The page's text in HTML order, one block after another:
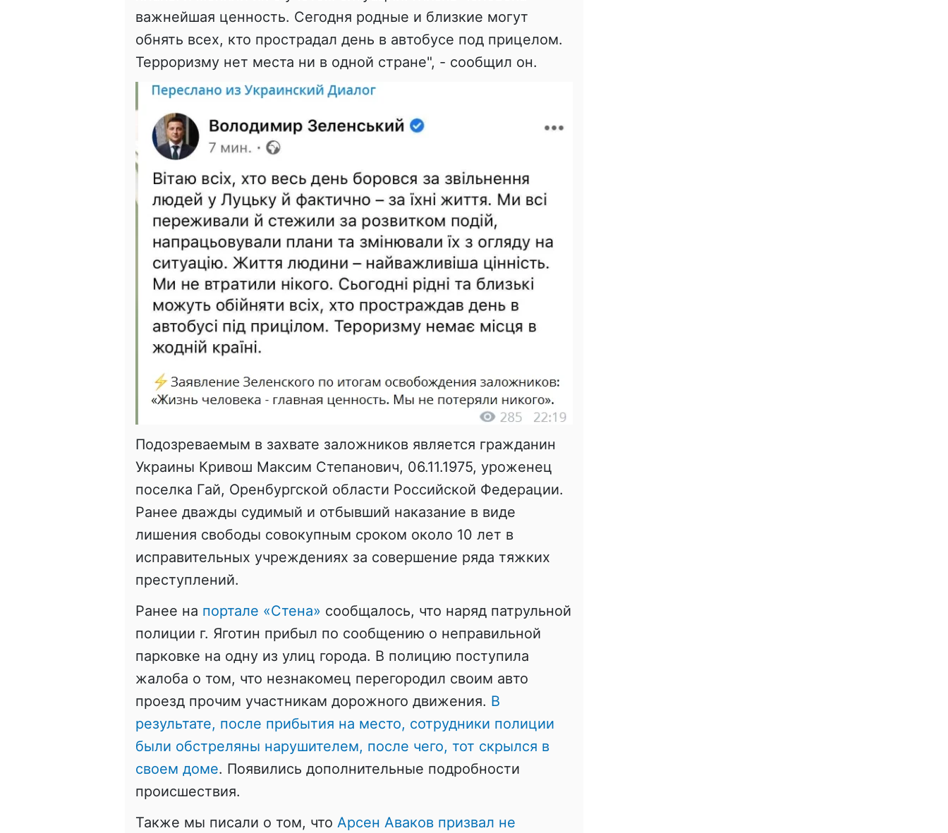
важнейшая ценность. Сегодня родные и близкие могут
обнять всех, кто прострадал день в автобусе под прицелом.
Терроризму нет места ни в одной стране", - сообщил он.
Подозреваемым в захвате заложников является гражданин
Украины Кривош Максим Степанович, 06.11.1975, уроженец
поселка Гай, Оренбургской области Российской Федерации.
Ранее дважды судимый и отбывший наказание в виде
лишения свободы совокупным сроком около 10 лет в
исправительных учреждениях за совершение ряда тяжких
преступлений.
Ранее на портале «Стена» сообщалось, что наряд патрульной
полиции г. Яготин прибыл по сообщению о неправильной
парковке на одну из улиц города. В полицию поступила
жалоба о том, что незнакомец перегородил своим авто
проезд прочим участникам дорожного движения. В
результате, после прибытия на место, сотрудники полиции
были обстреляны нарушителем, после чего, тот скрылся в
своем доме. Появились дополнительные подробности
происшествия.
Также мы писали о том, что Арсен Аваков призвал не